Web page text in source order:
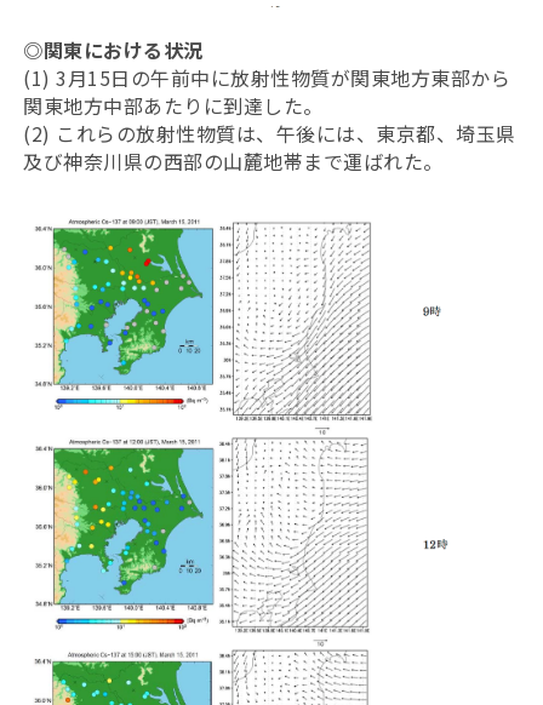
◎関東における状況
(1) 3月15日の午前中に放射性物質が関東地方東部から
関東地方中部あたりに到達した。
(2) これらの放射性物質は、午後には、東京都、埼玉県
及び神奈川県の西部の山麓地帯まで運ばれた。